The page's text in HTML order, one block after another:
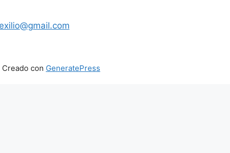
Creado con GeneratePress